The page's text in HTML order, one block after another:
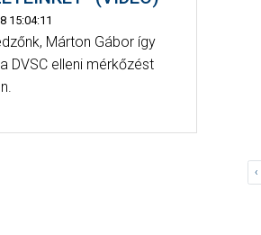
15:04:11
Márton Gábor így
DVSC elleni mérkőzést
‹